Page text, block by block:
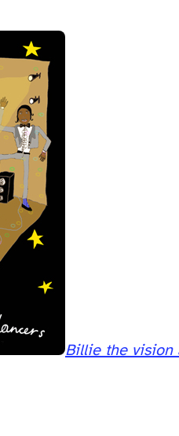
Billie the vision